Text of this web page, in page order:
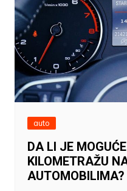
auto
DA LI JE
KILOMETRAŽU
AUTOMOBILIMA?